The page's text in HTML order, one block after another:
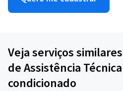
Veja serviços
de Assistência
condicionado